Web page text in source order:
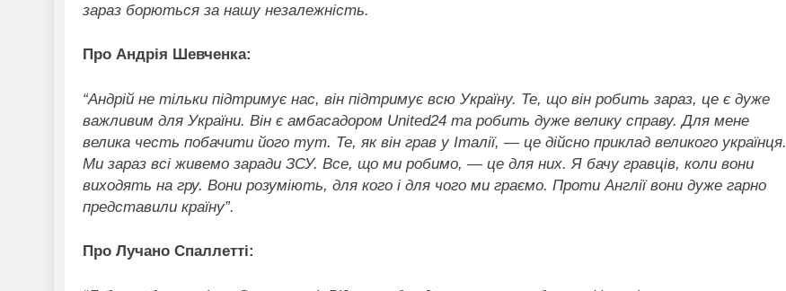
зараз борються за нашу незалежність.
Про Андрія Шевченка:
“Андрій не тільки підтримує нас, він підтримує всю Україну. Те, що він робить зараз, це є дуже
важливим для України. Він є амбасадором United24 та робить дуже велику справу. Для мене
велика честь побачити його тут. Те, як він грав у Італії, — це дійсно приклад великого українця.
Ми зараз всі живемо заради ЗСУ. Все, що ми робимо, — це для них. Я бачу гравців, коли вони
виходять на гру. Вони розуміють, для кого і для чого ми граємо. Проти Англії вони дуже гарно
представили країну”.
Про Лучано Спаллетті: